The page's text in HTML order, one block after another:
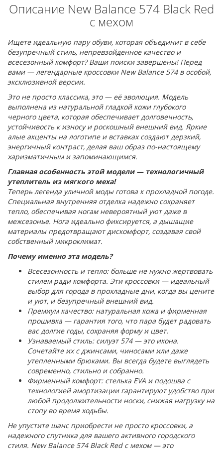
Описание New Balance 574 Black Red
с мехом
Ищете идеальную пару обуви, которая объединит в себе
безупречный стиль, непревзойденное качество и
всесезонный комфорт? Ваши поиски завершены! Перед
вами — легендарные кроссовки New Balance 574 в особой,
эксклюзивной версии.
Это не просто классика, это — её эволюция. Модель
выполнена из натуральной гладкой кожи глубокого
черного цвета, которая обеспечивает долговечность,
устойчивость к износу и роскошный внешний вид. Яркие
алые акценты на логотипе и вставках создают дерзкий,
энергичный контраст, делая ваш образ по-настоящему
харизматичным и запоминающимся.
Главная особенность этой модели — технологичный
утеплитель из мягкого меха!
Теперь легенда уличной моды готова к прохладной погоде.
Специальная внутренняя отделка надежно сохраняет
тепло, обеспечивая ногам невероятный уют даже в
межсезонье. Нога идеально фиксируется, а дышащие
материалы предотвращают дискомфорт, создавая свой
собственный микроклимат.
Почему именно эта модель?
Всесезонность и тепло: больше не нужно жертвовать
стилем ради комфорта. Эти кроссовки — идеальный
выбор для города в прохладные дни, когда вы цените
и уют, и безупречный внешний вид.
Премиум качество: натуральная кожа и фирменная
прошивка — гарантия того, что пара будет радовать
вас долгие годы, сохраняя форму и цвет.
Узнаваемый стиль: силуэт 574 — это икона.
Сочетайте их с джинсами, чиносами или даже
утепленными брюками. Вы всегда будете выглядеть
современно, стильно и собранно.
Фирменный комфорт: стелька EVA и подошва с
технологией амортизации гарантируют удобство при
любой продолжительности носки, снижая нагрузку на
стопу во время ходьбы.
Не упустите шанс приобрести не просто кроссовки, а
надежного спутника для вашего активного городского
стиля. New Balance 574 Black Red с мехом — это